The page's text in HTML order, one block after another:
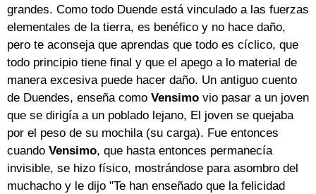
grandes. Como todo Duende está vinculado a las fuerzas
elementales de la tierra, es benéfico y no hace daño,
pero te aconseja que aprendas que todo es cíclico, que
todo principio tiene final y que el apego a lo material de
manera excesiva puede hacer daño. Un antiguo cuento
de Duendes, enseña como Vensimo vio pasar a un joven
que se dirigía a un poblado lejano, El joven se quejaba
por el peso de su mochila (su carga). Fue entonces
cuando Vensimo, que hasta entonces permanecía
invisible, se hizo físico, mostrándose para asombro del
muchacho y le dijo "Te han enseñado que la felicidad